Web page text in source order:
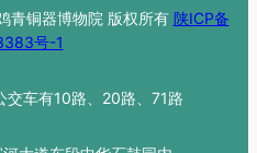
铜器博物院 版权所有 陕ICP备
号-1
交车有10路、20路、71路